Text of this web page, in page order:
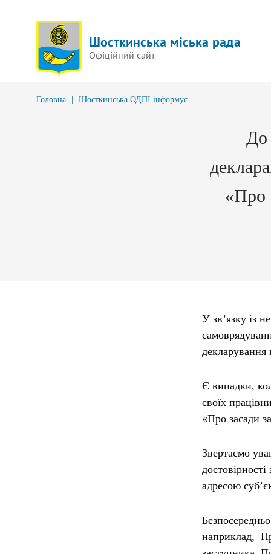
Шосткинська міська рада
Офіційний сайт
Головна Шосткинська ОДПІ інформує
До
«Про
У зв’язку із
Є випадки,
своїх
«Про засади
Звертаємо
адресою
наприклад,